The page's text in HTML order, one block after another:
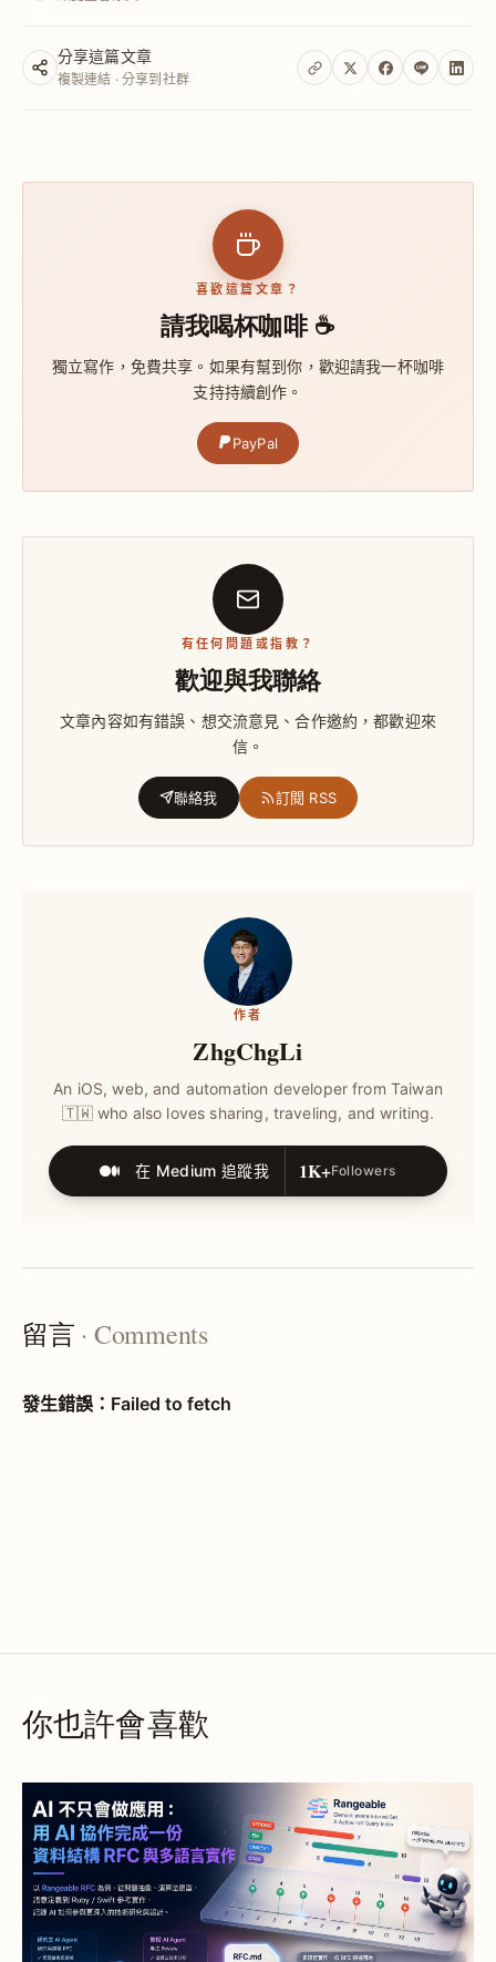
分享這篇文章
複製連結 · 分享到社群
喜歡這篇文章？
請我喝杯咖啡 ☕
獨立寫作，免費共享。如果有幫到你，歡迎請我一杯咖啡
支持持續創作。
PayPal
有任何問題或指教？
歡迎與我聯絡
文章內容如有錯誤、想交流意見、合作邀約，都歡迎來
信。
聯絡我 訂閱 RSS
作者
ZhgChgLi
An iOS, web, and automation developer from Taiwan
🇹🇼 who also loves sharing, traveling, and writing.
在 Medium 追蹤我 1K+Followers
留言 · Comments
你也許會喜歡